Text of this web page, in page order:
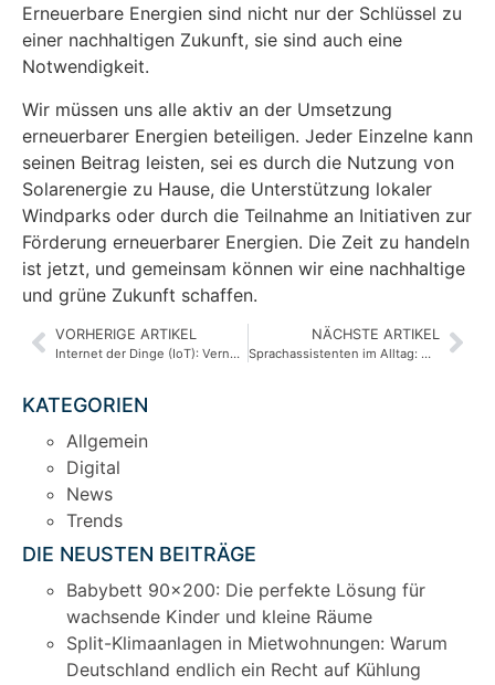
Erneuerbare Energien sind nicht nur der Schlüssel zu
einer nachhaltigen Zukunft, sie sind auch eine
Notwendigkeit.
Wir müssen uns alle aktiv an der Umsetzung
erneuerbarer Energien beteiligen. Jeder Einzelne kann
seinen Beitrag leisten, sei es durch die Nutzung von
Solarenergie zu Hause, die Unterstützung lokaler
Windparks oder durch die Teilnahme an Initiativen zur
Förderung erneuerbarer Energien. Die Zeit zu handeln
ist jetzt, und gemeinsam können wir eine nachhaltige
und grüne Zukunft schaffen.
VORHERIGE ARTIKEL
Internet der Dinge (IoT): Vernetzte Geräte im Alltag
NÄCHSTE ARTIKEL
Sprachassistenten im Alltag: Wie sie unser Leben erleichtern
KATEGORIEN
Allgemein
Digital
News
Trends
DIE NEUSTEN BEITRÄGE
Babybett 90×200: Die perfekte Lösung für
wachsende Kinder und kleine Räume
Split-Klimaanlagen in Mietwohnungen: Warum
Deutschland endlich ein Recht auf Kühlung